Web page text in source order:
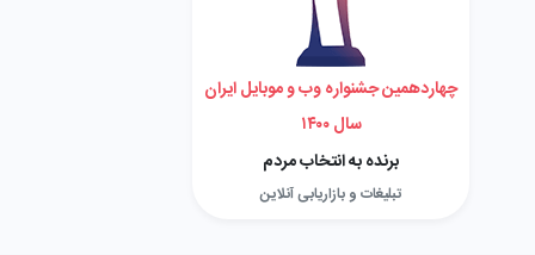
چهاردهمین جشنواره وب و موبایل ایران
سال ۱۴۰۰
برنده به انتخاب مردم
تبلیغات و بازاریابی آنلاین